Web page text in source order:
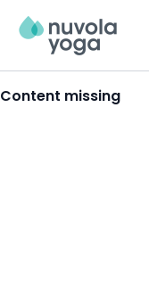
Content missing